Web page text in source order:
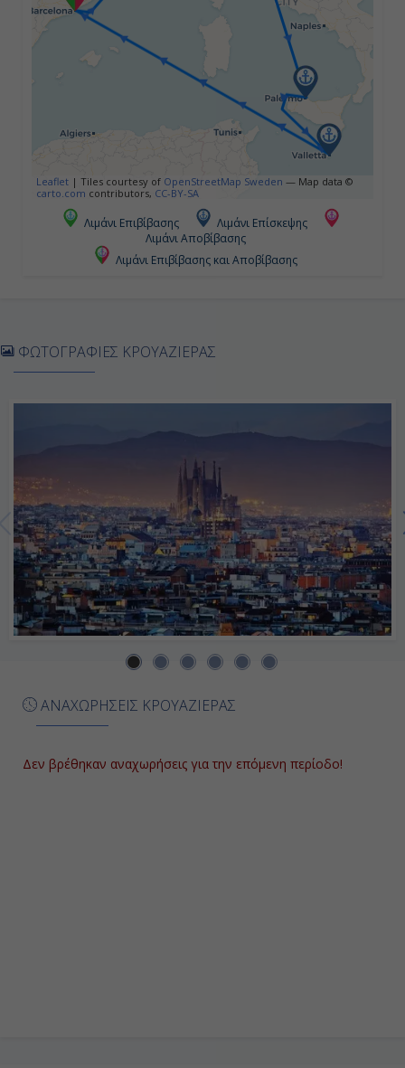
17:00
Ημέρα 5η
Παλέρμο (Σικελία), Ιταλία
16:00
Ημέρα 6η
-
-
Ημέρα 8η
Βαρκελώνη, Ισπανία
Leaflet | Tiles courtesy of OpenStreetMap Sweden — Map data ©
carto.com contributors, CC-BY-SA
Λιμάνι Επιβίβασης
Λιμάνι Επίσκεψης
Λιμάνι Αποβίβασης
Λιμάνι Επιβίβασης και Αποβίβασης
ΑΝΑΧΩΡΗΣΕΙΣ ΚΡΟΥΑΖΙΕΡΑΣ
Δεν βρέθηκαν αναχωρήσεις για την επόμενη περίοδο!
ΦΩΤΟΓΡΑΦΙΕΣ ΚΡΟΥΑΖΙΕΡΑΣ